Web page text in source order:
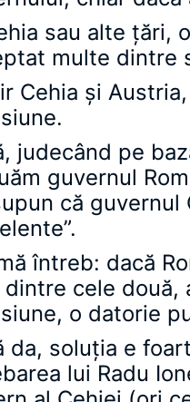
sau alte ţări,
multe dintre
Cehia şi
judecând pe
guvernul
că
întreb: dacă
dintre cele două,
o datorie
da, soluţia e
lui Radu